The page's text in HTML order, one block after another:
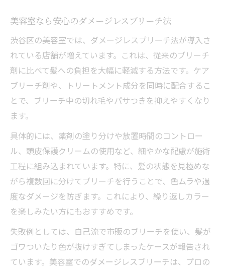
美容室なら安心のダメージレスブリーチ法
渋谷区の美容室では、ダメージレスブリーチ法が導入さ
れている店舗が増えています。これは、従来のブリーチ
剤に比べて髪への負担を大幅に軽減する方法です。ケア
ブリーチ剤や、トリートメント成分を同時に配合するこ
とで、ブリーチ中の切れ毛やパサつきを抑えやすくなり
ます。
具体的には、薬剤の塗り分けや放置時間のコントロー
ル、頭皮保護クリームの使用など、細やかな配慮が施術
工程に組み込まれています。特に、髪の状態を見極めな
がら複数回に分けてブリーチを行うことで、色ムラや過
度なダメージを防ぎます。これにより、繰り返しカラー
を楽しみたい方にもおすすめです。
失敗例としては、自己流で市販のブリーチを使い、髪が
ゴワついたり色が抜けすぎてしまったケースが報告され
ています。美容室でのダメージレスブリーチは、プロの